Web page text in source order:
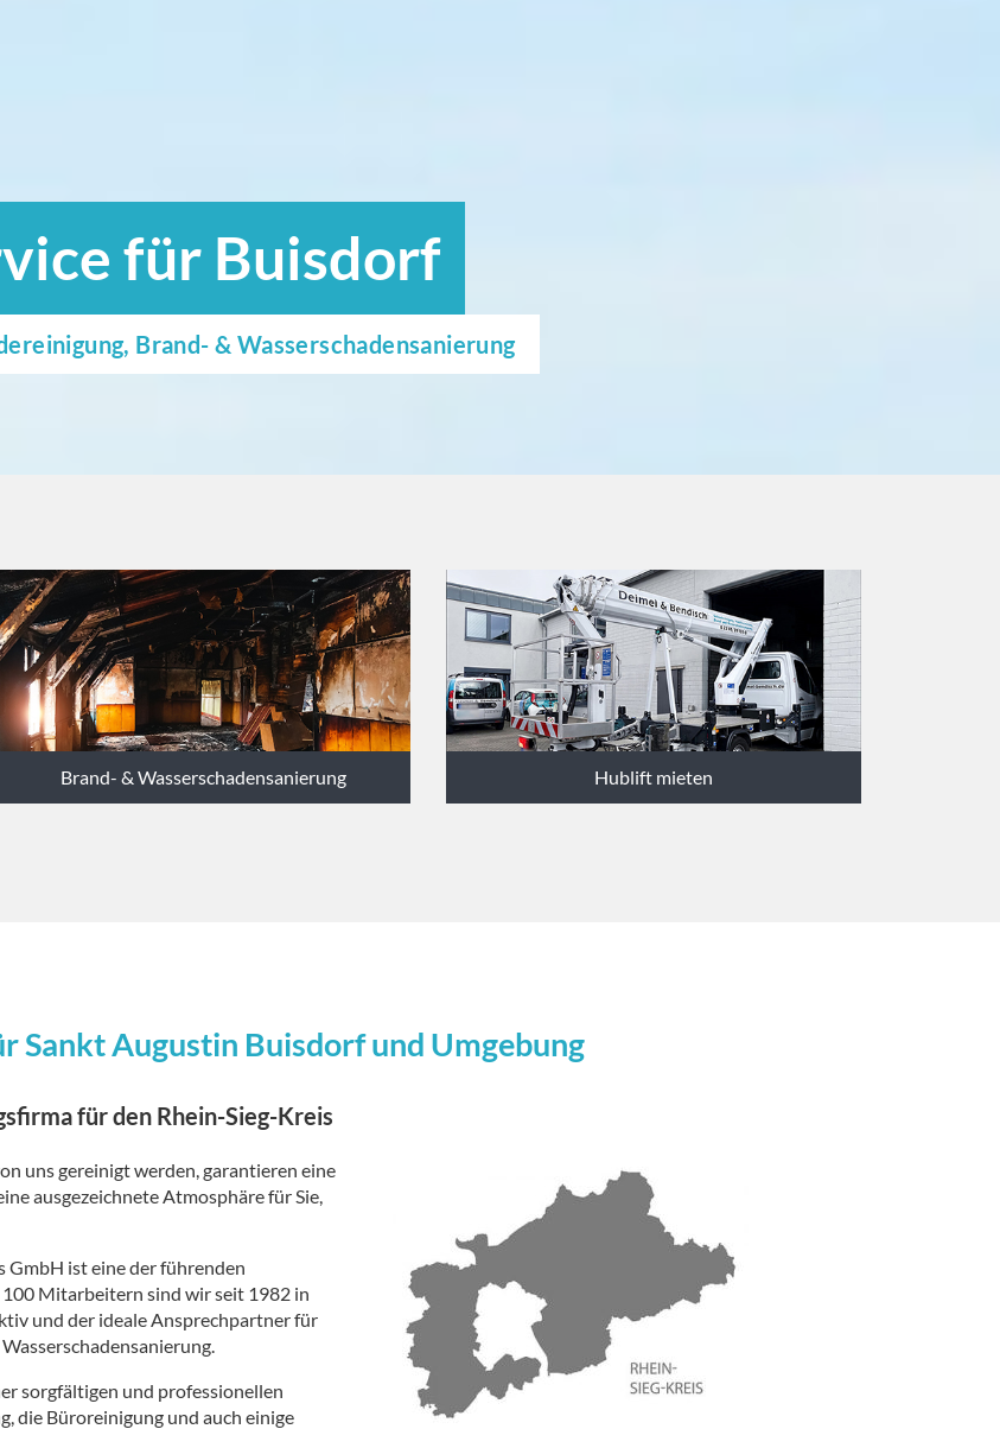
für Buisdorf
Brand- & Wasserschadensanierung
Brand- & Wasserschadensanierung Hublift mieten
Sankt Augustin Buisdorf und Umgebung
für den Rhein-Sieg-Kreis
uns gereinigt werden, garantieren eine
ausgezeichnete Atmosphäre für Sie,
GmbH ist eine der führenden
Mitarbeitern sind wir seit 1982 in
und der ideale Ansprechpartner für
sorgfältigen und professionellen
die Büroreinigung und auch einige